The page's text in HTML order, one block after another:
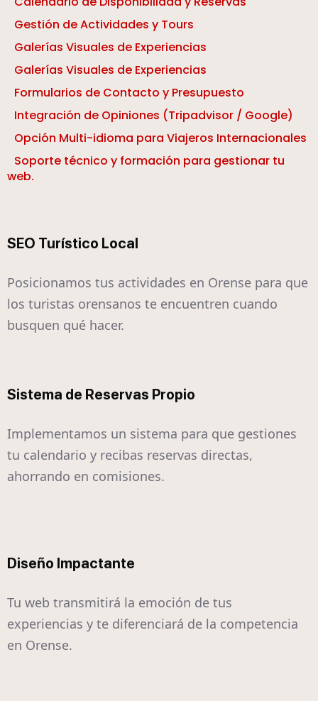
Gestión de Actividades y Tours
Galerías Visuales de Experiencias
Galerías Visuales de Experiencias
Formularios de Contacto y Presupuesto
Integración de Opiniones (Tripadvisor / Google)
Opción Multi-idioma para Viajeros Internacionales
Soporte técnico y formación para gestionar tu
web.
SEO Turístico Local
Posicionamos tus actividades en Orense para que
los turistas orensanos te encuentren cuando
busquen qué hacer.
Sistema de Reservas Propio
Implementamos un sistema para que gestiones
tu calendario y recibas reservas directas,
ahorrando en comisiones.
Diseño Impactante
Tu web transmitirá la emoción de tus
experiencias y te diferenciará de la competencia
en Orense.